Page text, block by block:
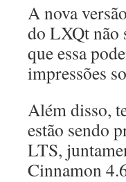
A nova
do LXQt não
que essa
impressões
Além disso,
estão sendo
LTS,
Cinnamon